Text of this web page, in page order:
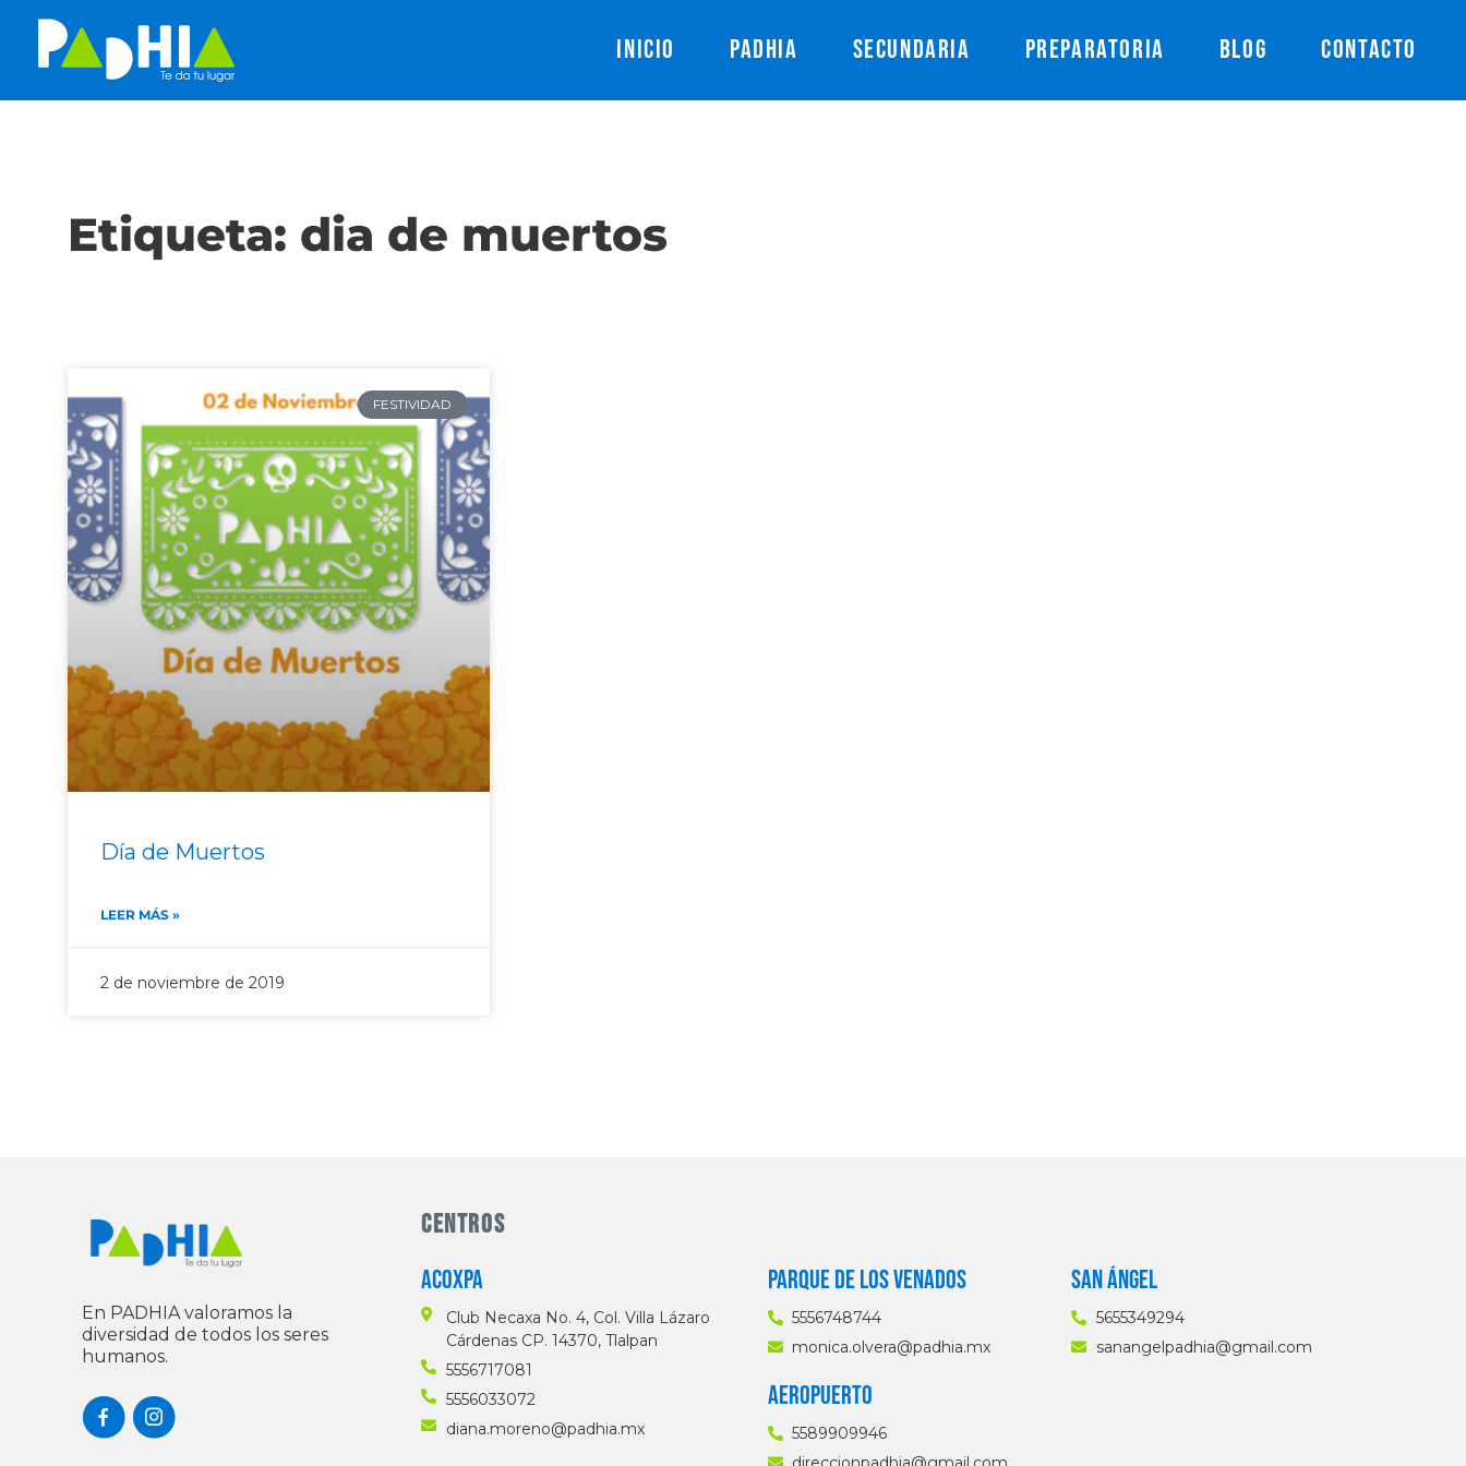
INICIO PADHIA SECUNDARIA PREPARATORIA BLOG CONTACTO
Etiqueta: dia de muertos
FESTIVIDAD
Día de Muertos
LEER MÁS »
2 de noviembre de 2019
En PADHIA valoramos la
diversidad de todos los seres
humanos.
Centros
ACOXPA
Club Necaxa No. 4, Col. Villa Lázaro
Cárdenas CP. 14370, Tlalpan
5556717081
5556033072
diana.moreno@padhia.mx
PARQUE DE LOS VENADOS
5556748744
monica.olvera@padhia.mx
AEROPUERTO
5589909946
San ángel
5655349294
sanangelpadhia@gmail.com